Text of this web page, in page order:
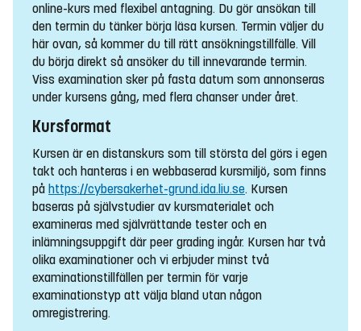
online-kurs med flexibel antagning. Du gör ansökan till
den termin du tänker börja läsa kursen. Termin väljer du
här ovan, så kommer du till rätt ansökningstillfälle. Vill
du börja direkt så ansöker du till innevarande termin.
Viss examination sker på fasta datum som annonseras
under kursens gång, med flera chanser under året.
Kursformat
Kursen är en distanskurs som till största del görs i egen
takt och hanteras i en webbaserad kursmiljö, som finns
på https://cybersakerhet-grund.ida.liu.se. Kursen
baseras på självstudier av kursmaterialet och
examineras med självrättande tester och en
inlämningsuppgift där peer grading ingår. Kursen har två
olika examinationer och vi erbjuder minst två
examinationstillfällen per termin för varje
examinationstyp att välja bland utan någon
omregistrering.